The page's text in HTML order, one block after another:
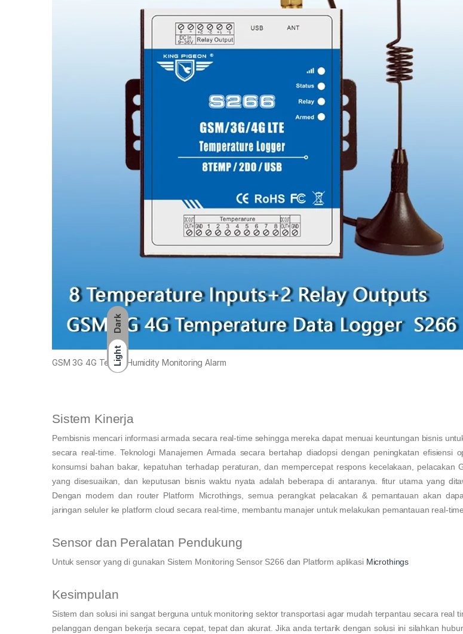
Dark
Light
GSM 3G 4G Temp&Humidity Monitoring Alarm
Sistem Kinerja
Pembisnis mencari informasi armada secara real-time sehingga mereka dapat menuai keuntungan bisnis
secara real-time. Teknologi Manajemen Armada secara bertahap diadopsi dengan peningkatan efisiensi
konsumsi bahan bakar, kepatuhan terhadap peraturan, dan mempercepat respons kecelakaan, pelacakan
yang disesuaikan, dan keputusan bisnis waktu nyata adalah beberapa di antaranya. fitur utama yang
Dengan modem dan router Platform Microthings, semua perangkat pelacakan & pemantauan akan
jaringan seluler ke platform cloud secara real-time, membantu manajer untuk melakukan pemantauan real-
Sensor dan Peralatan Pendukung
Untuk sensor yang di gunakan Sistem Monitoring Sensor S266 dan Platform aplikasi Microthings
Kesimpulan
Sistem dan solusi ini sangat berguna untuk monitoring sektor transportasi agar mudah terpantau secara real
pelanggan dengan bekerja secara cepat, tepat dan akurat. Jika anda tertarik dengan solusi ini silahkan